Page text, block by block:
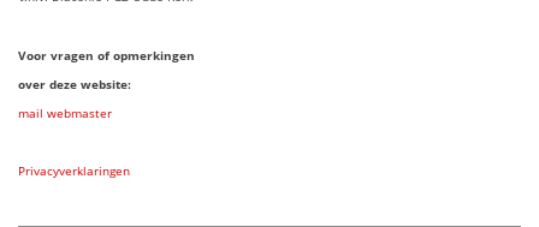
Voor vragen of opmerkingen
over deze website:
mail webmaster
Privacyverklaringen